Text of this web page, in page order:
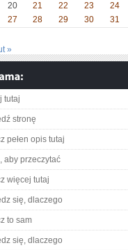
20 21 22 23 24
27 28 29 30 31
»
tutaj
stronę
pełen opis tutaj
aby przeczytać
więcej tutaj
się, dlaczego
to sam
się, dlaczego